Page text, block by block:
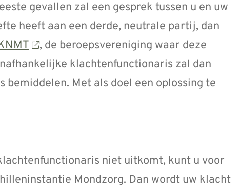
gevallen zal een gesprek tussen u en uw
heeft aan een derde, neutrale partij, dan
, de beroepsvereniging waar deze
klachtenfunctionaris zal dan
bemiddelen. Met als doel een oplossing te
niet uitkomt, kunt u voor
Mondzorg. Dan wordt uw klacht